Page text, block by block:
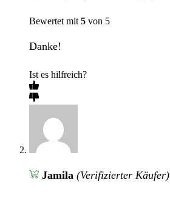
Bewertet mit 5 von 5
Danke!
Ist es hilfreich?
Jamila (Verifizierter Käufer)